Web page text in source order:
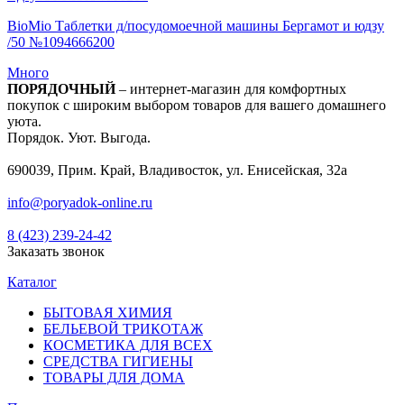
BioMio Таблетки д/посудомоечной машины Бергамот и юдзу
/50 №1094666200
Много
ПОРЯДОЧНЫЙ– интернет-магазин для комфортных
покупок с широким выбором товаров для вашего домашнего
уюта.
Порядок. Уют. Выгода.
690039, Прим. Край, Владивосток, ул. Енисейская, 32а
info@poryadok-online.ru
8 (423) 239-24-42
Заказать звонок
Каталог
БЫТОВАЯ ХИМИЯ
БЕЛЬЕВОЙ ТРИКОТАЖ
КОСМЕТИКА ДЛЯ ВСЕХ
СРЕДСТВА ГИГИЕНЫ
ТОВАРЫ ДЛЯ ДОМА